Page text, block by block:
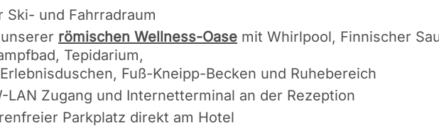
Ski- und Fahrradraum
römischen Wellness-Oase mit Whirlpool, Finnischer
Tepidarium,
Fuß-Kneipp-Becken und Ruhebereich
LAN Zugang und Internetterminal an der Rezeption
Parkplatz direkt am Hotel